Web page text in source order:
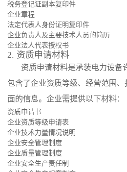
税务登记证副本复印件
企业章程
法定代表人身份证明复印件
企业负责人及主要技术人员的简历
企业法人代表授权书
2. 资质申请材料
资质申请材料是承装电力设备
包含了企业资质等级、经营范围
面的信息。企业需提供以下材料：
资质申请书
企业资质等级申请表
企业技术力量情况说明
企业安全管理制度
企业质量管理制度
企业安全生产责任制